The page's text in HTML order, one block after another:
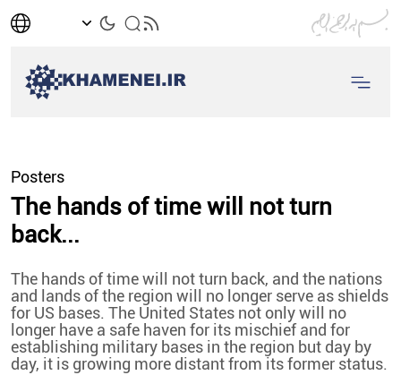
Posters
The hands of time will not turn
back...
The hands of time will not turn back, and the nations
and lands of the region will no longer serve as shields
for US bases. The United States not only will no
longer have a safe haven for its mischief and for
establishing military bases in the region but day by
day, it is growing more distant from its former status.